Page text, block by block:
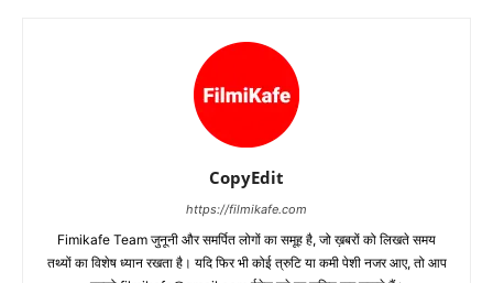
CopyEdit
https://filmikafe.com
Fimikafe Team जुनूनी और समर्पित लोगों का समूह है, जो ख़बरों को लिखते समय
तथ्‍यों का विशेष ध्‍यान रखता है। यदि फिर भी कोई त्रुटि या कमी पेशी नजर आए, तो आप